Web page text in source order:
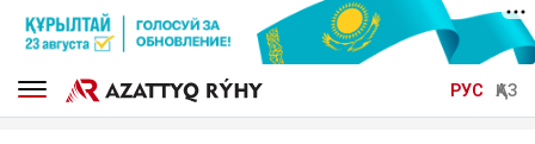
РУС ҚАЗ